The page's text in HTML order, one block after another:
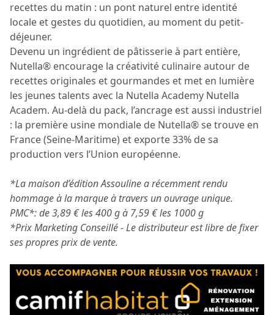
recettes du matin : un pont naturel entre identité
locale et gestes du quotidien, au moment du petit-
déjeuner.
Devenu un ingrédient de pâtisserie à part entière,
Nutella® encourage la créativité culinaire autour de
recettes originales et gourmandes et met en lumière
les jeunes talents avec la Nutella Academy Nutella
Academ. Au-delà du pack, l’ancrage est aussi industriel
: la première usine mondiale de Nutella® se trouve en
France (Seine-Maritime) et exporte 33% de sa
production vers l’Union européenne.
*La maison d’édition Assouline a récemment rendu
hommage à la marque à travers un ouvrage unique.
PMC*: de 3,89 € les 400 g à 7,59 € les 1000 g
*Prix Marketing Conseillé - Le distributeur est libre de fixer
ses propres prix de vente.